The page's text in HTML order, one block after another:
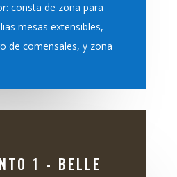
consta de zona para
mesas extensibles,
de comensales, y zona
1 - BELLE